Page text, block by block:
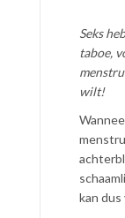
Seks
taboe,
wilt!
kan